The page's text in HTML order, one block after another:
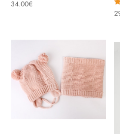
Note
5.00
34.00€